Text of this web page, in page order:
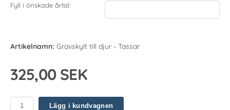
Fyll i önskade årtal:
Artikelnamn: Gravskylt till djur - Tassar
325,00 SEK
Lägg i kundvagnen